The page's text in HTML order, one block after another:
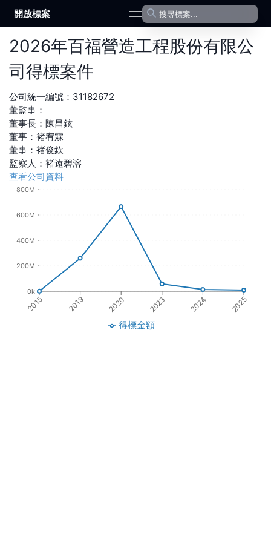
開放標案 open navigation menu
2026年百福營造工程股份有限公
司得標案件
公司統一編號： 31182672
董監事：
董事長 ： 陳昌鉉
董事 ： 褚宥霖
董事 ： 褚俊欽
監察人 ： 褚遠碧溶
查看公司資料
2015 2019 2020 2023 2024 2025
0k
200M
400M
600M
800M
得標金額